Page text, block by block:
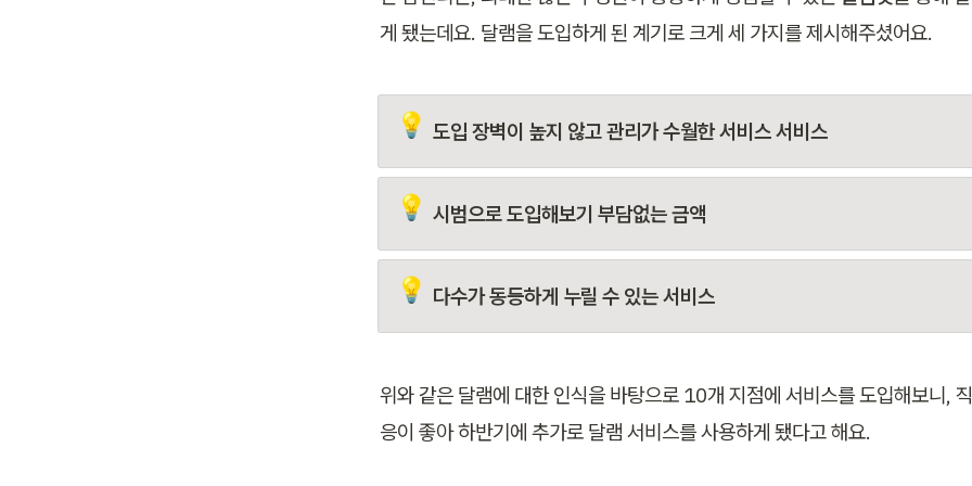
게 됐는데요. 달램을 도입하게 된 계기로 크게 세 가지를 제시해주셨어요.
💡 도입 장벽이 높지 않고 관리가 수월한 서비스 서비스
💡 시범으로 도입해보기 부담없는 금액
💡 다수가 동등하게 누릴 수 있는 서비스
위와 같은 달램에 대한 인식을 바탕으로 10개 지점에 서비스를 도입해보니,
응이 좋아 하반기에 추가로 달램 서비스를 사용하게 됐다고 해요.